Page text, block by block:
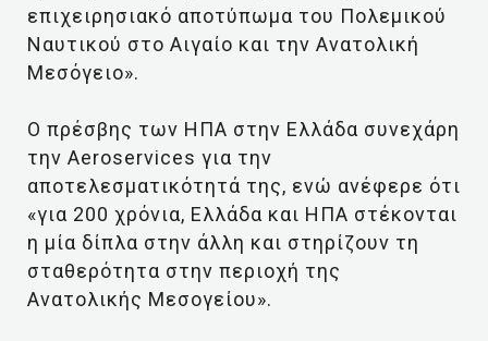
επιχειρησιακό αποτύπωμα του Πολεμικού
Ναυτικού στο Αιγαίο και την Ανατολική
Μεσόγειο».
Ο πρέσβης των ΗΠΑ στην Ελλάδα συνεχάρη
την Aeroservices για την
αποτελεσματικότητά της, ενώ ανέφερε ότι
«για 200 χρόνια, Ελλάδα και ΗΠΑ στέκονται
η μία δίπλα στην άλλη και στηρίζουν τη
σταθερότητα στην περιοχή της
Ανατολικής Μεσογείου».